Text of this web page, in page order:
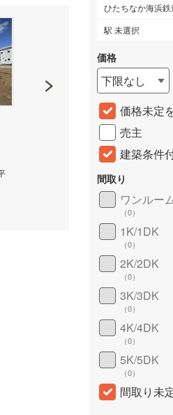
常磐線 「勝田」駅 徒歩25分 他
未
バ
ひたちなか海浜鉄
駅 未選択
価格
下限なし
価格未定
売主
建築条件
間取り
ワンルー
（0）
1K/1DK
（0）
2K/2DK
（0）
3K/3DK
（0）
4K/4DK
（0）
5K/5DK
（0）
間取り未